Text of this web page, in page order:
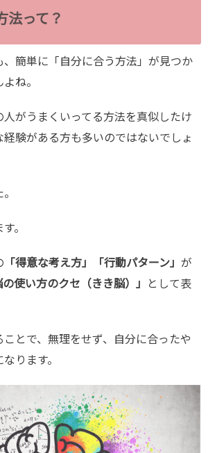
法って？
、簡単に「自分に合う方法」が見つか
ね。
人がうまくいってる方法を真似したけ
経験がある方も多いのではないでしょ
。
「得意な考え方」「行動パターン」 が
の使い方のクセ（きき脳）」
として表
ことで、無理をせず、自分に合ったや
ります。